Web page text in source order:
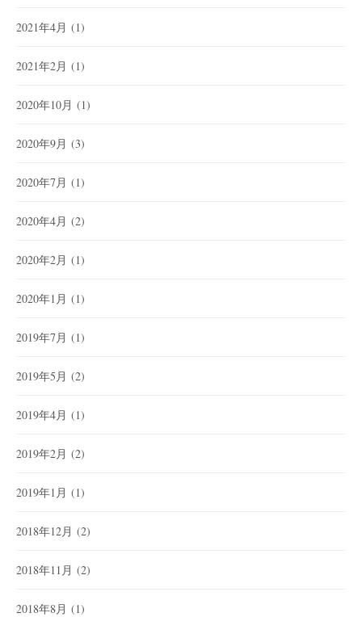
2021年4月 (1)
2021年2月 (1)
2020年10月 (1)
2020年9月 (3)
2020年7月 (1)
2020年4月 (2)
2020年2月 (1)
2020年1月 (1)
2019年7月 (1)
2019年5月 (2)
2019年4月 (1)
2019年2月 (2)
2019年1月 (1)
2018年12月 (2)
2018年11月 (2)
2018年8月 (1)